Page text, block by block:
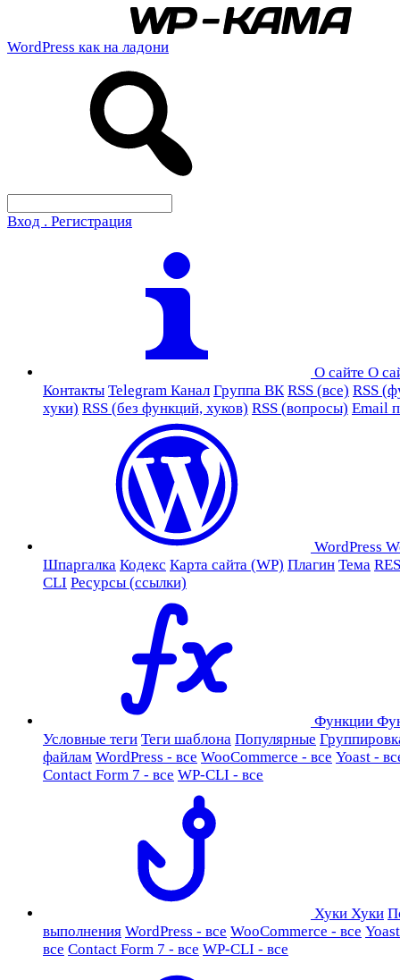
WordPress как на ладони
Вход . Регистрация
О сайте О
Контакты Telegram Канал Группа ВК RSS (все) RSS
хуки) RSS (без функций, хуков) RSS (вопросы) Email
WordPress
Шпаргалка Кодекс Карта сайта (WP) Плагин Тема
CLI Ресурсы (ссылки)
Функции
Условные теги Теги шаблона Популярные
файлам WordPress - все WooCommerce - все Yoast -
Contact Form 7 - все WP-CLI - все
Хуки Хуки
выполнения WordPress - все WooCommerce - все
все Contact Form 7 - все WP-CLI - все